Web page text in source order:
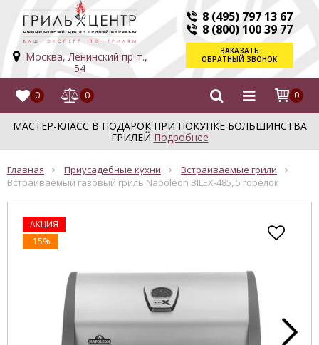
Москва, Ленинский пр-т.,
54
8 (495) 797 13 67
8 (800) 100 39 77
ЗАКАЗАТЬ
ОБРАТНЫЙ ЗВОНОК
0 0 0
МАСТЕР-КЛАСС В ПОДАРОК ПРИ ПОКУПКЕ БОЛЬШИНСТВА
ГРИЛЕЙ Подробнее
Главная Приусадебные кухни
Встраиваемые грили
Встраиваемый газовый гриль Napoleon BILEX-485, 5 горелок
АКЦИЯ
-15%